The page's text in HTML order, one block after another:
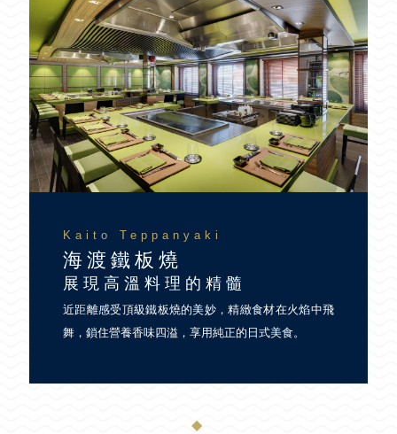
Kaito Teppanyaki
海渡鐵板燒
展現高溫料理的精髓
近距離感受頂級鐵板燒的美妙，精緻食材在火焰中飛
舞，鎖住營養香味四溢，享用純正的日式美食。
◆